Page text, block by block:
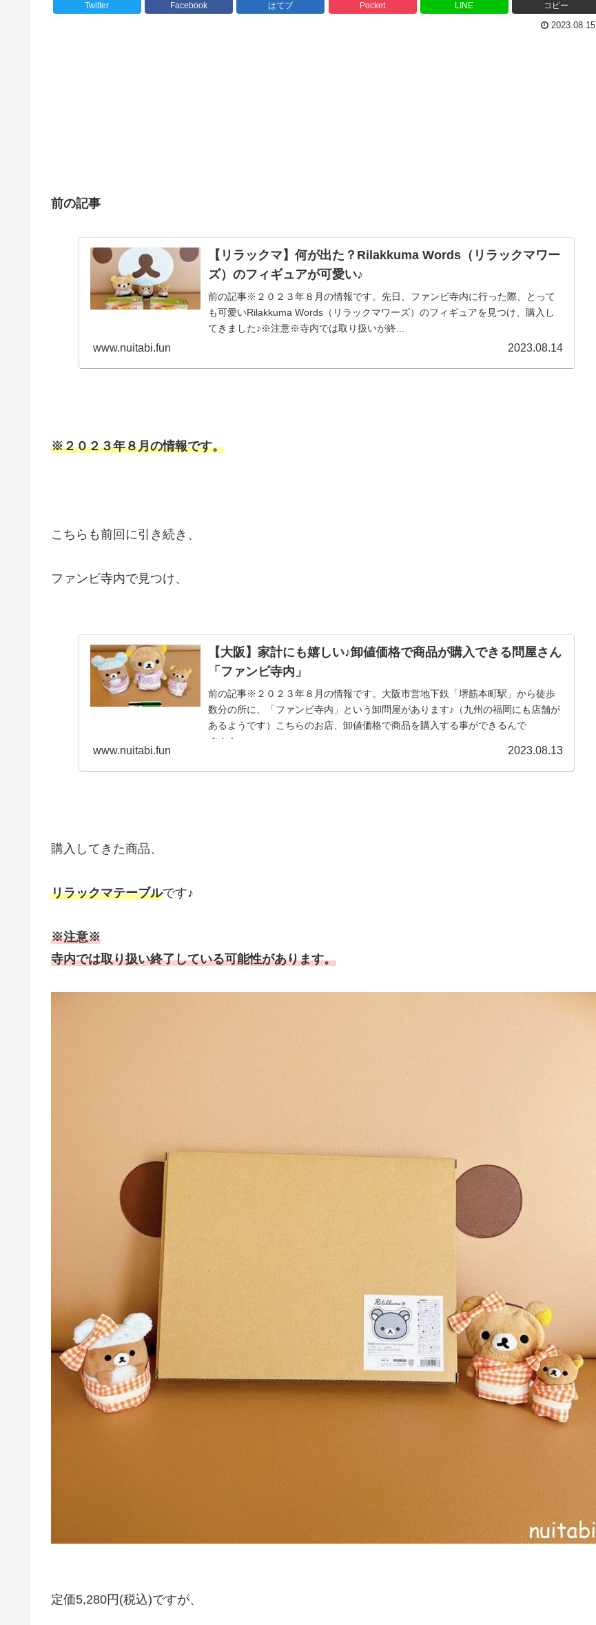
Twitter Facebook はてブ Pocket LINE コピー
2023.08.15
前の記事
【リラックマ】何が出た？Rilakkuma Words（リラックマワー
ズ）のフィギュアが可愛い♪
前の記事※２０２３年８月の情報です。先日、ファンビ寺内に行った際、とって
も可愛いRilakkuma Words（リラックマワーズ）のフィギュアを見つけ、購入し
てきました♪※注意※寺内では取り扱いが終...
www.nuitabi.fun 2023.08.14
※２０２３年８月の情報です。
こちらも前回に引き続き、
ファンビ寺内で見つけ、
【大阪】家計にも嬉しい♪卸値価格で商品が購入できる問屋さん
「ファンビ寺内」
前の記事※２０２３年８月の情報です。大阪市営地下鉄「堺筋本町駅」から徒歩
数分の所に、「ファンビ寺内」という卸問屋があります♪（九州の福岡にも店舗が
あるようです）こちらのお店、卸値価格で商品を購入する事ができるんで
す！！...
www.nuitabi.fun 2023.08.13
購入してきた商品、
リラックマテーブルです♪
※注意※
寺内では取り扱い終了している可能性があります。
定価5,280円(税込)ですが、